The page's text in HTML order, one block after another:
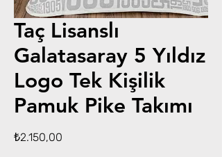
Taç Lisanslı
Galatasaray 5 Yıldız
Logo Tek Kişilik
Pamuk Pike Takımı
₺2.150,00